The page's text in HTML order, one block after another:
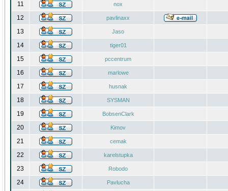
11 nox
12 pavlinaxx
13 Jaso
14 tiger01
15 pccentrum
16 marlowe
17 husnak
18 SYSMAN
19 BobsenClark
20 Kimov
21 cemak
22 karelstupka
23 Robodo
24 Pavlucha